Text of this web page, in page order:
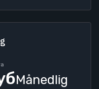
Månedlig